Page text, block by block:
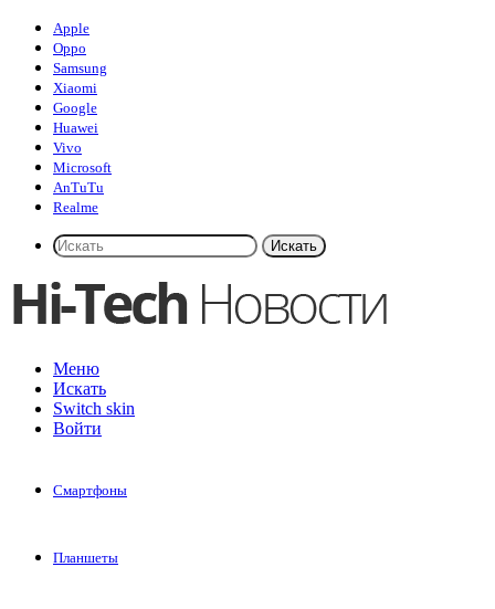
Apple
Oppo
Samsung
Xiaomi
Google
Huawei
Vivo
Microsoft
AnTuTu
Realme
Искать
Меню
Искать
Switch skin
Войти
Смартфоны
Планшеты